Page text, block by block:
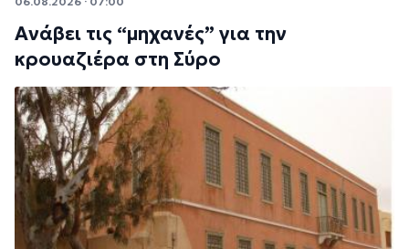
Ανάβει τις “μηχανές” για την
κρουαζιέρα στη Σύρο